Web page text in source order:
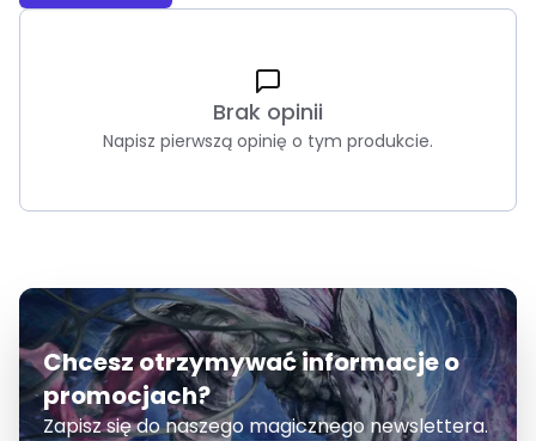
Brak opinii
Napisz pierwszą opinię o tym produkcie.
Chcesz otrzymywać informacje o
promocjach?
Zapisz się do naszego magicznego newslettera.